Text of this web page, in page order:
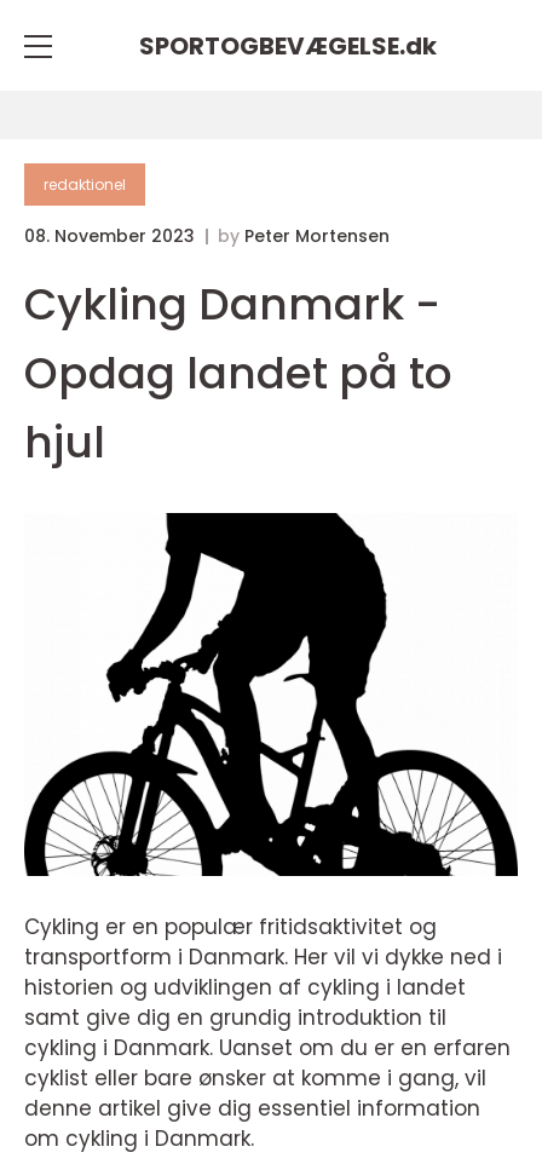
SPORTOGBEVÆGELSE.dk
redaktionel
08. November 2023 by Peter Mortensen
Cykling Danmark -
Opdag landet på to
hjul
Cykling er en populær fritidsaktivitet og
transportform i Danmark. Her vil vi dykke ned i
historien og udviklingen af cykling i landet
samt give dig en grundig introduktion til
cykling i Danmark. Uanset om du er en erfaren
cyklist eller bare ønsker at komme i gang, vil
denne artikel give dig essentiel information
om cykling i Danmark.